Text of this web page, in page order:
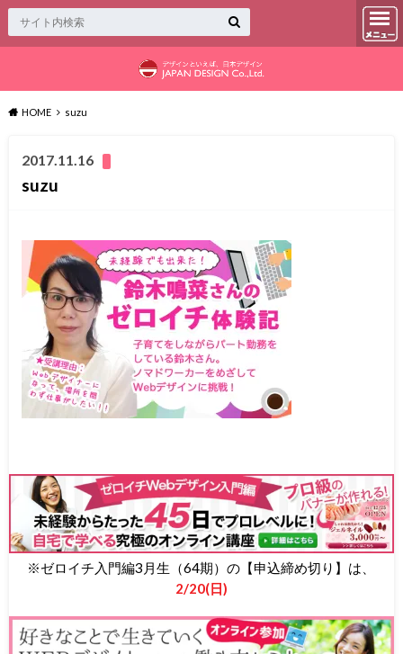
HOME suzu
2017.11.16
suzu
※ゼロイチ入門編3月生（64期）の【申込締め切り】は、
2/20(日)